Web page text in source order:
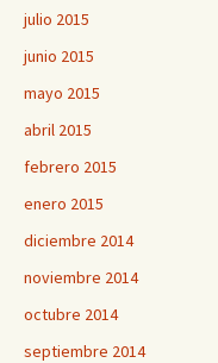
julio 2015
junio 2015
mayo 2015
abril 2015
febrero 2015
enero 2015
diciembre 2014
noviembre 2014
octubre 2014
septiembre 2014